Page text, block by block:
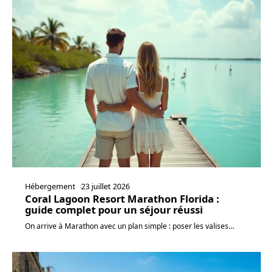
Hébergement 23 juillet 2026
Coral Lagoon Resort Marathon Florida :
guide complet pour un séjour réussi
On arrive à Marathon avec un plan simple : poser les valises…